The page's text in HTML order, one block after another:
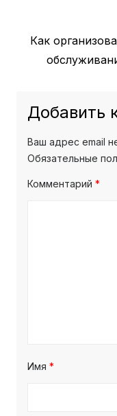
Next
post:
Как
Добавить
Ваш адрес email
Обязательные
Комментарий *
Имя *